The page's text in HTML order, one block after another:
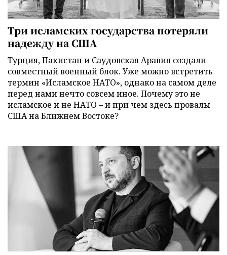
Три исламских государства потеряли
надежду на США
Турция, Пакистан и Саудовская Аравия создали
совместный военный блок. Уже можно встретить
термин «Исламское НАТО», однако на самом деле
перед нами нечто совсем иное. Почему это не
исламское и не НАТО – и при чем здесь провалы
США на Ближнем Востоке?